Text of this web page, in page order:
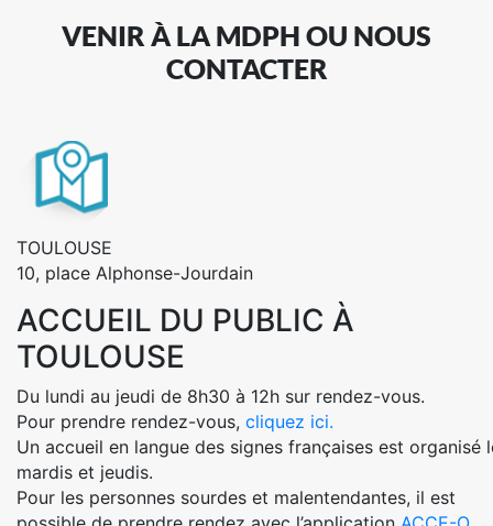
VENIR À LA MDPH OU NOUS
CONTACTER
TOULOUSE
10, place Alphonse-Jourdain
ACCUEIL DU PUBLIC À
TOULOUSE
Du lundi au jeudi de 8h30 à 12h sur rendez-vous.
Pour prendre rendez-vous, cliquez ici.
Un accueil en langue des signes françaises est organisé
mardis et jeudis.
Pour les personnes sourdes et malentendantes, il est